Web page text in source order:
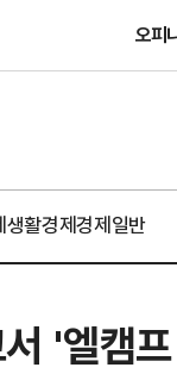
오피
생활경제경제일반
'엘캠